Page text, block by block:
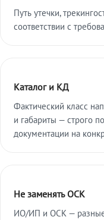
Путь утечки,
соответствии с
Каталог и КД
Фактический класс
и габариты — строго
документации на
Не заменять ОСК
ИО/ИП и ОСК —